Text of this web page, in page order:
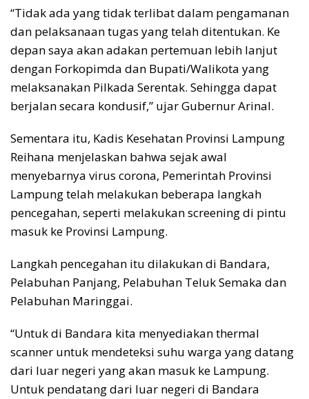
“Tidak ada yang tidak terlibat dalam pengamanan
dan pelaksanaan tugas yang telah ditentukan. Ke
depan saya akan adakan pertemuan lebih lanjut
dengan Forkopimda dan Bupati/Walikota yang
melaksanakan Pilkada Serentak. Sehingga dapat
berjalan secara kondusif,” ujar Gubernur Arinal.
Sementara itu, Kadis Kesehatan Provinsi Lampung
Reihana menjelaskan bahwa sejak awal
menyebarnya virus corona, Pemerintah Provinsi
Lampung telah melakukan beberapa langkah
pencegahan, seperti melakukan screening di pintu
masuk ke Provinsi Lampung.
Langkah pencegahan itu dilakukan di Bandara,
Pelabuhan Panjang, Pelabuhan Teluk Semaka dan
Pelabuhan Maringgai.
“Untuk di Bandara kita menyediakan thermal
scanner untuk mendeteksi suhu warga yang datang
dari luar negeri yang akan masuk ke Lampung.
Untuk pendatang dari luar negeri di Bandara